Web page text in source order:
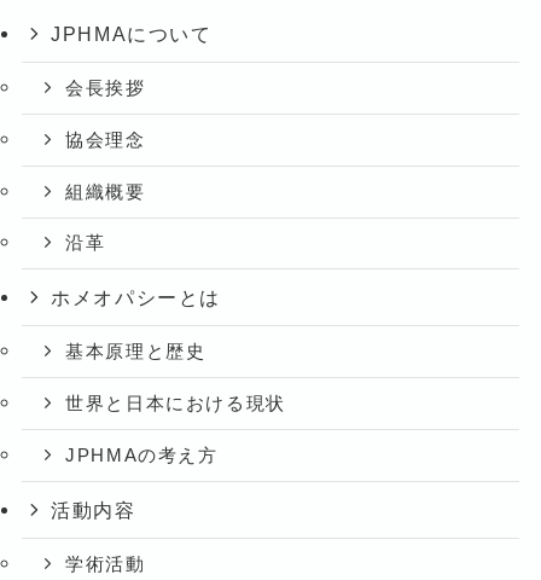
JPHMAについて
会長挨拶
協会理念
組織概要
沿革
ホメオパシーとは
基本原理と歴史
世界と日本における現状
JPHMAの考え方
活動内容
学術活動